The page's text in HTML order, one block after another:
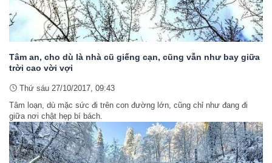
Tâm an, cho dù là nhà cũ giếng cạn, cũng vẫn như bay giữa
trời cao vời vợi
Thứ sáu 27/10/2017, 09:43
Tâm loạn, dù mặc sức đi trên con đường lớn, cũng chỉ như đang đi
giữa nơi chật hẹp bí bách.